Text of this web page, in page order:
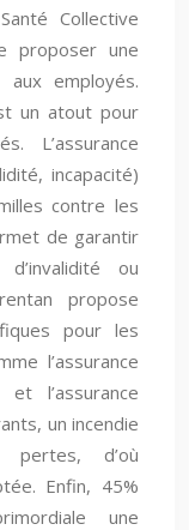
Collective
proposer une
aux employés.
un atout pour
L’assurance
incapacité)
contre les
de garantir
ou
propose
pour les
l’assurance
et l’assurance
un incendie
d’où
Enfin, 45%
une